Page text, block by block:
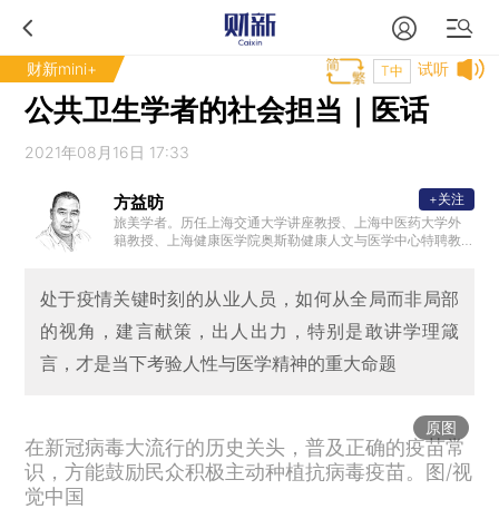
财新mini+ 试听
T中
公共卫生学者的社会担当｜医话
2021年08月16日 17:33
方益昉
旅美学者。历任上海交通大学讲座教授、上海中医药大学外
籍教授、上海健康医学院奥斯勒健康人文与医学中心特聘教
+关注
处于疫情关键时刻的从业人员，如何从全局而非局部
的视角，建言献策，出人出力，特别是敢讲学理箴
言，才是当下考验人性与医学精神的重大命题
原图
在新冠病毒大流行的历史关头，普及正确的疫苗常
识，方能鼓励民众积极主动种植抗病毒疫苗。图/视
觉中国